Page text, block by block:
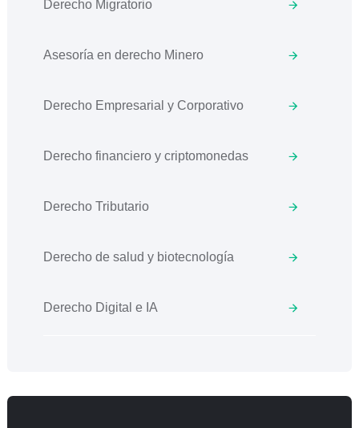
Derecho Migratorio
Asesoría en derecho Minero
Derecho Empresarial y Corporativo
Derecho financiero y criptomonedas
Derecho Tributario
Derecho de salud y biotecnología
Derecho Digital e IA